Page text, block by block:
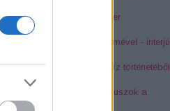
tetemvári pincerendszer
Bonnie és Clyde
os sortűz egy katona szemével - interjú
az 1878-as nagy árvíz történetéből
kút a város szívében
balesetek Lillafüreden - buszok a